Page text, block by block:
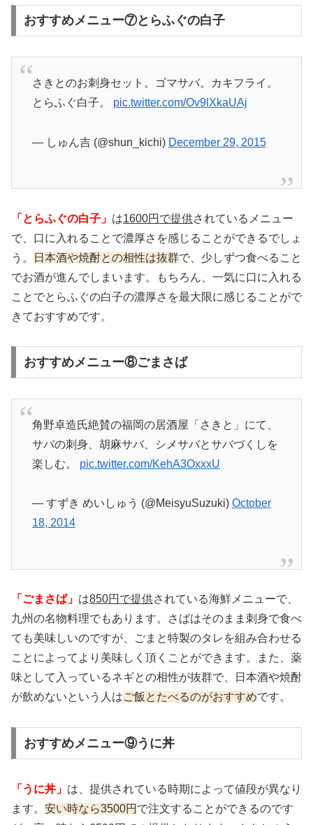
おすすめメニュー⑦とらふぐの白子
さきとのお刺身セット。ゴマサバ。カキフライ。
とらふぐ白子。 pic.twitter.com/Ov9lXkaUAj
— しゅん吉 (@shun_kichi) December 29, 2015
「とらふぐの白子」 は1600円で提供されているメニュー
で、口に入れることで濃厚さを感じることができるでしょ
う。
日本酒や焼酎との相性は抜群で、少しずつ食べること
でお酒が進んでしまいます。もちろん、一気に口に入れる
ことでとらふぐの白子の濃厚さを最大限に感じることがで
きておすすめです。
おすすめメニュー⑧ごまさば
角野卓造氏絶賛の福岡の居酒屋「さきと」にて、
サバの刺身、胡麻サバ、シメサバとサバづくしを
楽しむ。 pic.twitter.com/KehA3OxxxU
— すずき めいしゅう (@MeisyuSuzuki) October
18, 2014
「ごまさば」 は850円で提供されている海鮮メニューで、
九州の名物料理でもあります。さばはそのまま刺身で食べ
ても美味しいのですが、ごまと特製のタレを組み合わせる
ことによってより美味しく頂くことができます。また、薬
味として入っているネギとの相性が抜群で、日本酒や焼酎
が飲めないという人はご飯とたべるのがおすすめです。
おすすめメニュー⑨うに丼
「うに丼」 は、提供されている時期によって値段が異なり
ます。 安い時なら3500円 で注文することができるのです